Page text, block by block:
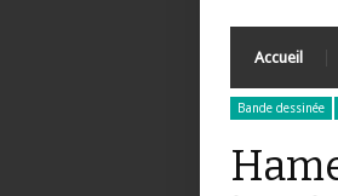
Accueil
Bande dessinée